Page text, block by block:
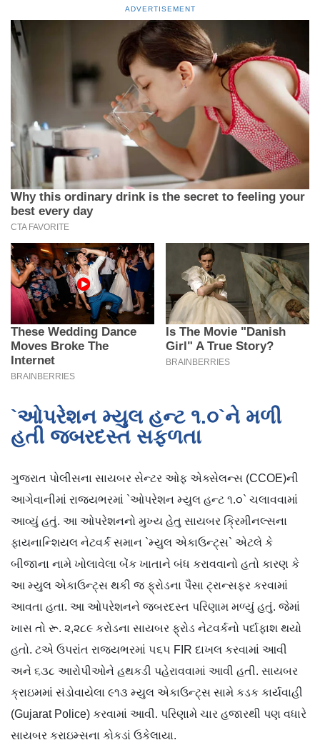
ADVERTISEMENT
`ઓપરેશન મ્યુલ હન્ટ ૧.૦`ને મળી
હતી જબરદસ્ત સફળતા
ગુજરાત પોલીસના સાયબર સેન્ટર ઓફ એક્સેલન્સ (CCOE)ની
આગેવાનીમાં રાજ્યભરમાં `ઓપરેશન મ્યુલ હન્ટ ૧.૦` ચલાવવામાં
આવ્યું હતું. આ ઓપરેશનનો મુખ્ય હેતુ સાયબર ક્રિમીનલ્સના
ફાયનાન્શિયલ નેટવર્ક સમાન `મ્યુલ એકાઉન્ટ્સ` એટલે કે
બીજાના નામે ખોલાવેલા બેંક ખાતાને બંધ કરાવવાનો હતો કારણ કે
આ મ્યુલ એકાઉન્ટ્સ થકી જ ફ્રોડના પૈસા ટ્રાન્સફર કરવામાં
આવતા હતા. આ ઓપરેશનને જબરદસ્ત પરિણામ મળ્યું હતું. જેમાં
ખાસ તો રૂ. ૨,૨૮૯ કરોડના સાયબર ફ્રોડ નેટવર્કનો પર્દાફાશ થયો
હતો. ટએ ઉપરાંત રાજ્યભરમાં ૫૬૫ FIR દાખલ કરવામાં આવી
અને ૬૩૮ આરોપીઓને હથકડી પહેરાવવામાં આવી હતી. સાયબર
ક્રાઇમમાં સંડોવાયેલા ૯૧૩ મ્યુલ એકાઉન્ટ્સ સામે કડક કાર્યવાહી
(Gujarat Police) કરવામાં આવી. પરિણામે ચાર હજારથી પણ વધારે
સાયબર ક્રાઇમ્સના કોકડાં ઉકેલાયા.